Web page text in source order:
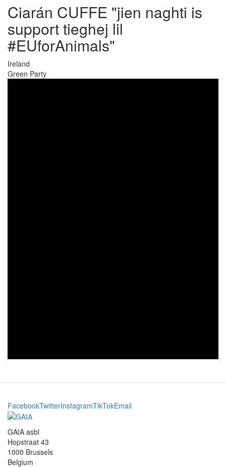
Ciarán CUFFE "jien naghti is
support tieghej lil
#EUforAnimals"
Ireland
Green Party
FacebookTwitterInstagramTikTokEmail
GAIA asbl
Hopstraat 43
1000 Brussels
Belgium